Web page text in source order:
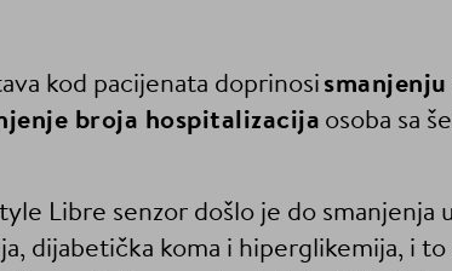
kod pacijenata doprinosi smanjenju
broja hospitalizacija osoba sa
Libre senzor došlo je do smanjenja
dijabetička koma i hiperglikemija, i to